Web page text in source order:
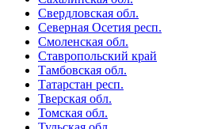
Свердловская обл.
Северная Осетия респ.
Смоленская обл.
Ставропольский край
Тамбовская обл.
Татарстан респ.
Тверская обл.
Томская обл.